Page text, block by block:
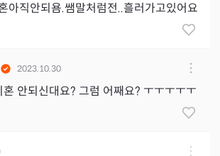
아직안되욤.쌤말처럼전..흘러가고있어요
2023.10.30
혼 안되신대요? 그럼 어째요? ㅜㅜㅜㅜㅜ